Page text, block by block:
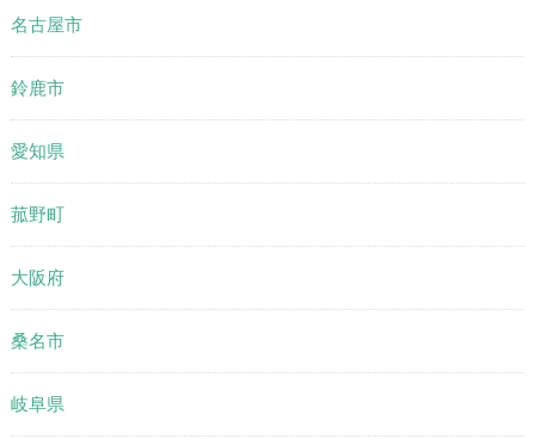
名古屋市
鈴鹿市
愛知県
菰野町
大阪府
桑名市
岐阜県